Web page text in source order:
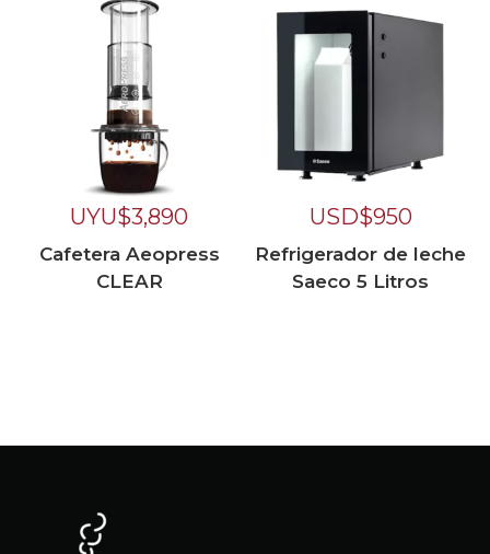
UYU$3,890
Cafetera Aeopress
CLEAR
USD$950
Refrigerador de leche
Saeco 5 Litros